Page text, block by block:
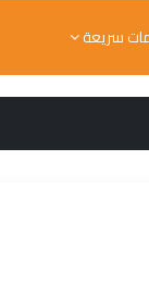
سريعة